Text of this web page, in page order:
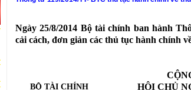
Ngày 25/8/2014 Bộ tài chính ban hành
cải cách, đơn giản các thủ tục hành chính
BỘ TÀI CHÍNH
HỘI CHỦ